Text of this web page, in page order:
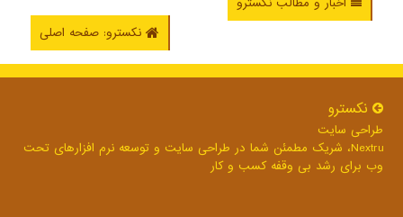
نکسترو: صفحه اصلی
نكسترو
طراحی سایت
Nextru، شریک مطمئن شما در طراحی سایت و توسعه نرم افزارهای تحت
وب برای رشد بی وقفه کسب و کار